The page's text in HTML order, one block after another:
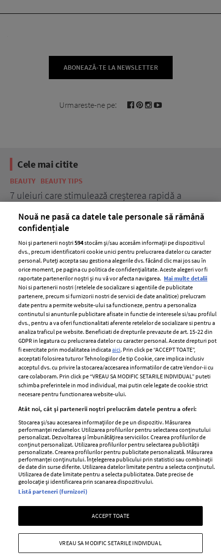
ABONEAZĂ-TE LA NEWSLETTER
Urmareste-ne pe:
Cele mai citite
BEAUTY BEAUTY TIPS
7 uleiuri care stimulează creșterea rapidă a
ELLE Style Awards
2024
Despre ELLE
Romania
Contact
Abonamente
Termeni si conditii
Politica de
confidențialitate
Politica de cookies
Publicitate
GSP
Unica
Baby
Retete
femei
Viva
Avantaje
Retete practice
Pariază responsabil! Decizia ONJN nr. 821/25.09.2025.
Jocurile de noroc sunt interzise minorilor.
Copyright © 2026 Ringier Romania SRL
Nouă ne pasă ca datele tale personale să rămână
confidențiale
Noi și partenerii noștri594stocăm și/sau accesăm informații pe dispozitivul
dvs., precum identificatorii cookie unici pentru prelucrarea datelor cu caracter
personal. Puteți accepta sau gestiona alegerile dvs. făcând clic mai jos sau în
orice moment, pe pagina cu politica de confidențialitate. Aceste alegeri vor fi
raportate partenerilor noștri și nu vă vor afecta navigarea. Mai multe detalii
Noi si partenerii nostri (retelele de socializare si agentiile de publicitate
partenere, precum si furnizorii nostri de servicii de date analitice) prelucram
date pentru a permite website-ului sa functioneze, pentru a personaliza
continutul si anunturile publicitare afisate in functie de interesele si/sau profilul
dvs., pentru a va oferi functionalitati aferente retelelor de socializare si pentru a
analiza traficul pe website. Beneficiati de drepturile prevazute de art. 15-22 din
GDPR in legatura cu prelucrarea datelor cu caracter personal. Aceste drepturi pot
fi exercitate prin modalitatea indicataaici. Prin click pe “ACCEPT TOATE”,
acceptati folosirea tuturor Tehnologiilor de tip Cookie, care implica inclusiv
acceptul dvs. cu privire la stocarea/accesarea informatiilor de catre Vendor-ii cu
care colaboram. Prin click pe “VREAU SA MODIFIC SETARILE INDIVIDUAL” puteti
schimba preferintele in mod individual, mai putin cele legate de cookie strict
necesare pentru functionarea website-ului.
Atât noi, cât și partenerii noștri prelucrăm datele pentru a oferi:
Stocarea și/sau accesarea informațiilor de pe un dispozitiv. Măsurarea
performanței reclamelor. Utilizarea profilurilor pentru selectarea conținutului
personalizat. Dezvoltarea și îmbunătățirea serviciilor. Crearea profilurilor de
conținut personalizat. Utilizarea profilurilor pentru selectarea publicității
personalizate. Crearea profilurilor pentru publicitate personalizată. Măsurarea
performanței conținutului. Înțelegerea publicului prin statistici sau combinații
de date din surse diferite. Utilizarea datelor limitate pentru a selecta conținutul.
Utilizarea de date limitate pentru a selecta publicitatea. Date precise de
geolocație și identificarea prin scanarea dispozitivului.
Listă parteneri (furnizori)
ACCEPT TOATE
VREAU SA MODIFIC SETARILE INDIVIDUAL